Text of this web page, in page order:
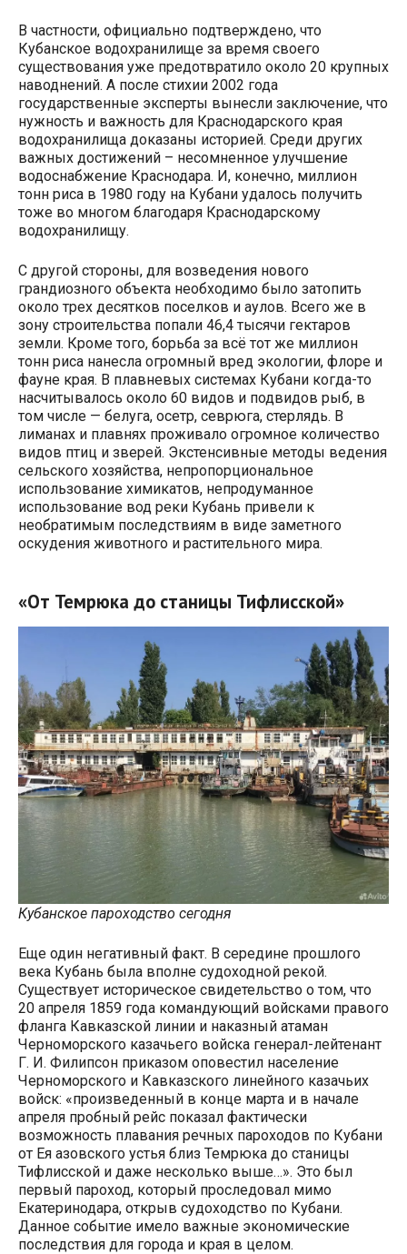
В частности, официально подтверждено, что
Кубанское водохранилище за время своего
существования уже предотвратило около 20 крупных
наводнений. А после стихии 2002 года
государственные эксперты вынесли заключение, что
нужность и важность для Краснодарского края
водохранилища доказаны историей. Среди других
важных достижений – несомненное улучшение
водоснабжение Краснодара. И, конечно, миллион
тонн риса в 1980 году на Кубани удалось получить
тоже во многом благодаря Краснодарскому
водохранилищу.
С другой стороны, для возведения нового
грандиозного объекта необходимо было затопить
около трех десятков поселков и аулов. Всего же в
зону строительства попали 46,4 тысячи гектаров
земли. Кроме того, борьба за всё тот же миллион
тонн риса нанесла огромный вред экологии, флоре и
фауне края. В плавневых системах Кубани когда-то
насчитывалось около 60 видов и подвидов рыб, в
том числе — белуга, осетр, севрюга, стерлядь. В
лиманах и плавнях проживало огромное количество
видов птиц и зверей. Экстенсивные методы ведения
сельского хозяйства, непропорциональное
использование химикатов, непродуманное
использование вод реки Кубань привели к
необратимым последствиям в виде заметного
оскудения животного и растительного мира.
«От Темрюка до станицы Тифлисской»
Кубанское пароходство сегодня
Еще один негативный факт. В середине прошлого
века Кубань была вполне судоходной рекой.
Существует историческое свидетельство о том, что
20 апреля 1859 года командующий войсками правого
фланга Кавказской линии и наказный атаман
Черноморского казачьего войска генерал-лейтенант
Г. И. Филипсон приказом оповестил население
Черноморского и Кавказского линейного казачьих
войск: «произведенный в конце марта и в начале
апреля пробный рейс показал фактически
возможность плавания речных пароходов по Кубани
от Ея азовского устья близ Темрюка до станицы
Тифлисской и даже несколько выше…». Это был
первый пароход, который проследовал мимо
Екатеринодара, открыв судоходство по Кубани.
Данное событие имело важные экономические
последствия для города и края в целом.